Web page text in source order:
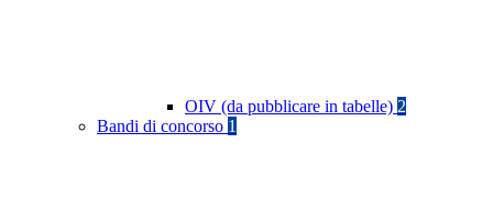
OIV (da pubblicare in tabelle) 2
Bandi di concorso 1